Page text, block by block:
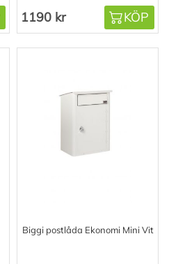
1190 kr KÖP
Biggi postlåda Ekonomi Mini Vit